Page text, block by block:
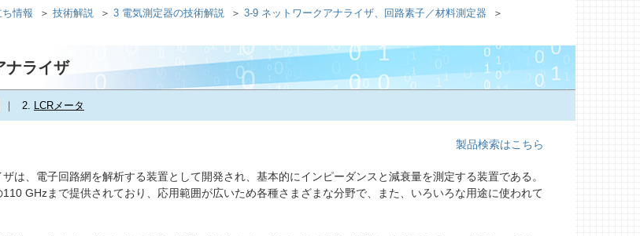
ち情報 技術解説 3 電気測定器の技術解説
3-9 ネットワークアナライザ、回路素子／材料測定器
ナライザ
2. LCRメータ
製品検索はこちら
は、電子回路網を解析する装置として開発され、基本的にインピーダンスと減衰量を測定する装置である。
GHzまで提供されており、応用範囲が広いため各種さまざまな分野で、また、いろいろな用途に使われて